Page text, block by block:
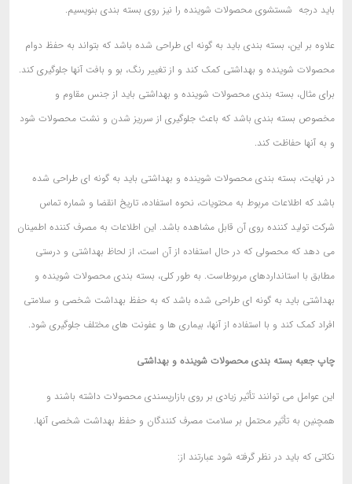
باید درجه شستشوی محصولات شوینده را نیز روی بسته بندی بنویسیم.
علاوه بر این، بسته بندی باید به گونه ای طراحی شده باشد که بتواند به حفظ دوام
محصولات شوینده و بهداشتی کمک کند و از تغییر رنگ، بو و بافت آنها جلوگیری کند.
برای مثال، بسته بندی محصولات شوینده و بهداشتی باید از جنس مقاوم و
مخصوص بسته بندی باشد که باعث جلوگیری از سرریز شدن و نشت محصولات شود
و به آنها حفاظت کند.
در نهایت، بسته بندی محصولات شوینده و بهداشتی باید به گونه ای طراحی شده
باشد که اطلاعات مربوط به محتویات، نحوه استفاده، تاریخ انقضا و شماره تماس
شرکت تولید کننده روی آن قابل مشاهده باشد. این اطلاعات به مصرف کننده اطمینان
می دهد که محصولی که در حال استفاده از آن است، از لحاظ بهداشتی و درستی
مطابق با استانداردهای مربوطاست. به طور کلی، بسته بندی محصولات شوینده و
بهداشتی باید به گونه ای طراحی شده باشد که به حفظ بهداشت شخصی و سلامتی
افراد کمک کند و با استفاده از آنها، بیماری ها و عفونت های مختلف جلوگیری شود.
چاپ جعبه بسته بندی محصولات شوینده و بهداشتی
این عوامل می توانند تأثیر زیادی بر روی بازارپسندی محصولات داشته باشند و
همچنین به تأثیر محتمل بر سلامت مصرف کنندگان و حفظ بهداشت شخصی آنها.
نکاتی که باید در نظر گرفته شود عبارتند از: